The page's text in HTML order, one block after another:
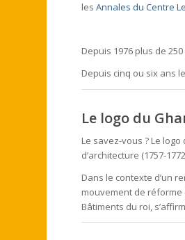
lesAnnales du Centre
Depuis 1976 plus de
Depuis cinq ou six ans
Le logo du
Le savez-vous ? Le
d’architecture (1757-
Dans le contexte d’un
mouvement de réforme
Bâtiments du roi,